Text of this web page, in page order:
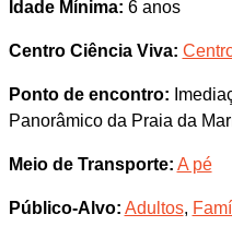
Idade Mínima: 6 anos
Centro Ciência Viva:
Ponto de encontro:
Panorâmico da Praia da
Meio de Transporte: A pé
Público-Alvo: Adultos,